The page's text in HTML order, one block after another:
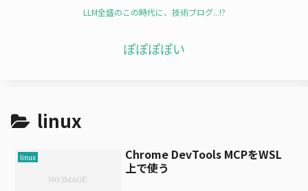
LLM全盛のこの時代に、技術ブログ...!?
ぽぽぽぽい
linux
linux
Chrome DevTools MCPをWSL
上で使う